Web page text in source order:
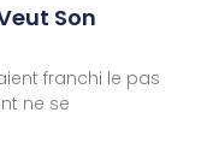
Son
franchi le pas
ne se